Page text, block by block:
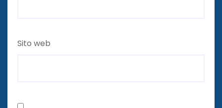
Sito web